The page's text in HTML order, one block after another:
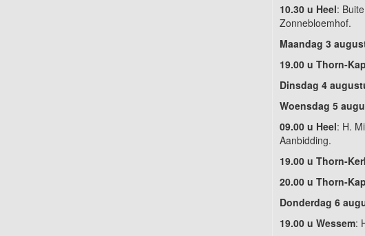
10.30 u Heel:
Zonnebloemhof.
Maandag
19.00 u Thorn-
Dinsdag 4
Woensdag 5
09.00 u Heel: H.
Aanbidding.
19.00 u Thorn-
20.00 u Thorn-
Donderdag 6
19.00 u Wessem: